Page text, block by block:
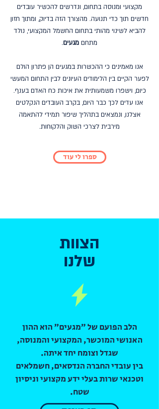
מקצועי ומנוסה בתחום, ונדרשים להכשיר עובדים
חדשים תוך כדי תנועה. מהצורך הזה בדיוק, ומתוך חזון
להביא לשינוי מהותי בתחום החשמל המקצועי, נולד
מתחם מגעים.
אנו מאמינים כי ההכשרות במגעים הן פתרון הולם
לפער הקיים בין הלימודים העיונים לבין התחום המעשי
כיום, וישפרו משמעותית את איכות כח האדם בענף.
אנו עדים לכך כבר היום, בקרב העובדים הנקלטים
אצלנו, ונמצאים בתהליך שיפור תמידי להתאמה
מירבית לצרכי השוק והלקוחות.
ספרו לי עוד
הצוות
שלנו
הלב הפועם של ״מגעים״ הוא ההון
האנושי המוכשר, המקצועי והמנוסה,
שגדל וצומח יחד איתה.
בין עובדי החברה הנדסאים, חשמלאים
וטכנאי שרות בעלי ידע מקצועי וניסיון
שטח.